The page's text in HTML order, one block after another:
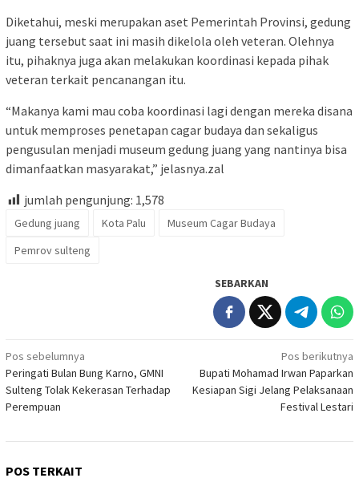
Diketahui, meski merupakan aset Pemerintah Provinsi, gedung
juang tersebut saat ini masih dikelola oleh veteran. Olehnya
itu, pihaknya juga akan melakukan koordinasi kepada pihak
veteran terkait pencanangan itu.
“Makanya kami mau coba koordinasi lagi dengan mereka disana
untuk memproses penetapan cagar budaya dan sekaligus
pengusulan menjadi museum gedung juang yang nantinya bisa
dimanfaatkan masyarakat,” jelasnya.zal
jumlah pengunjung: 1,578
Gedung juang Kota Palu
Museum Cagar Budaya
Pemrov sulteng
SEBARKAN
Navigasi
pos
Pos sebelumnya
Peringati Bulan Bung Karno, GMNI
Sulteng Tolak Kekerasan Terhadap
Perempuan
Pos berikutnya
Bupati Mohamad Irwan Paparkan
Kesiapan Sigi Jelang Pelaksanaan
Festival Lestari
POS TERKAIT